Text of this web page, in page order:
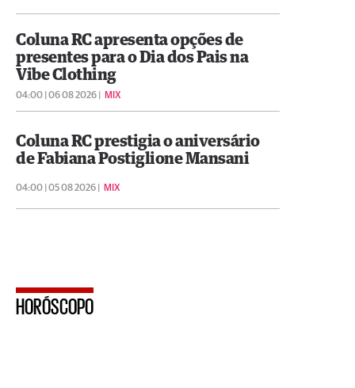
Coluna RC apresenta opções de
presentes para o Dia dos Pais na
Vibe Clothing
04:00 | 06 08 2026 | MIX
Coluna RC prestigia o aniversário
de Fabiana Postiglione Mansani
04:00 | 05 08 2026 | MIX
HORÓSCOPO